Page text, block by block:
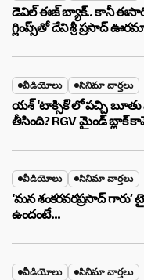
డెవిల్ ఈజ్ బ్యాక్.. కానీ
గ్లింప్స్‌తో దేవి శ్రీ ప్రసాద్
వీడియోలు సినిమా వార్తలు
యశ్ ‘టాక్సిక్’లో పచ్చి బూతు
తీసింది? RGV మైండ్ బ్లాక్
వీడియోలు సినిమా వార్తలు
‘మన శంకరవరప్రసాద్ గారు’
ఉందంటే…
వీడియోలు సినిమా వార్తలు